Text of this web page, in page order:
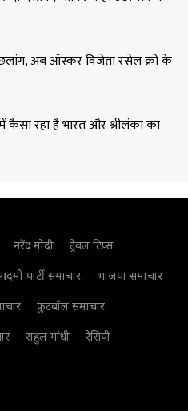
छलांग, अब ऑस्कर विजेता रसेल क्रो के
कैसा रहा है भारत और श्रीलंका का
नरेंद्र मोदी
ट्रैवल टिप्स
पार्टी समाचार
भाजपा समाचार
फुटबॉल समाचार
राहुल गांधी
रेसिपी